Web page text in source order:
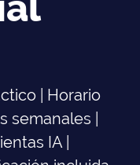
| Horario
semanales |
IA |